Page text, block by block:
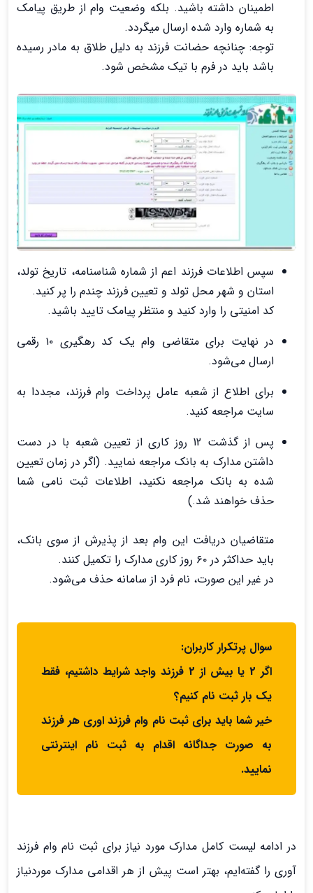
اطمینان داشته باشید. بلکه وضعیت وام از طریق پیامک
به شماره وارد شده ارسال میگردد.
توجه: چنانچه حضانت فرزند به دلیل طلاق به مادر رسیده
باشد باید در فرم با تیک مشخص شود.
سپس اطلاعات فرزند اعم از شماره شناسنامه، تاریخ تولد،
استان و شهر محل تولد و تعیین فرزند چندم را پر کنید.
کد امنیتی را وارد کنید و منتظر پیامک تایید باشید.
در نهایت برای متقاضی وام یک کد رهگیری ۱۰ رقمی
ارسال می‌شود.
برای اطلاع از شعبه عامل پرداخت وام فرزند، مجددا به
سایت مراجعه کنید.
پس از گذشت 12 روز کاری از تعیین شعبه با در دست
داشتن مدارک به بانک مراجعه نمایید. (اگر در زمان تعیین
شده به بانک مراجعه نکنید، اطلاعات ثبت نامی شما
حذف خواهند شد.)
متقاضیان دریافت این وام بعد از پذیرش از سوی بانک،
باید حداکثر در ۶۰ روز کاری مدارک را تکمیل کنند.
در غیر این صورت، نام فرد از سامانه حذف می‌شود.
سوال پرتکرار کاربران:
اگر 2 یا بیش از 2 فرزند واجد شرایط داشتیم، فقط
یک بار ثبت نام کنیم؟
خیر شما باید برای ثبت نام وام فرزند اوری هر فرزند
به صورت جداگانه اقدام به ثبت نام اینترنتی
نمایید.
در ادامه لیست کامل مدارک مورد نیاز برای ثبت نام وام فرزند
آوری را گفته‌ایم، بهتر است پیش از هر اقدامی مدارک موردنیاز